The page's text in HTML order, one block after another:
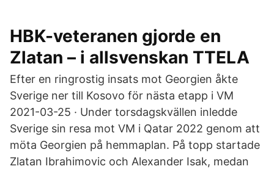
HBK-veteranen gjorde en
Zlatan – i allsvenskan TTELA
Efter en ringrostig insats mot Georgien åkte
Sverige ner till Kosovo för nästa etapp i VM
2021-03-25 · Under torsdagskvällen inledde
Sverige sin resa mot VM i Qatar 2022 genom att
möta Georgien på hemmaplan. På topp startade
Zlatan Ibrahimovic och Alexander Isak, medan